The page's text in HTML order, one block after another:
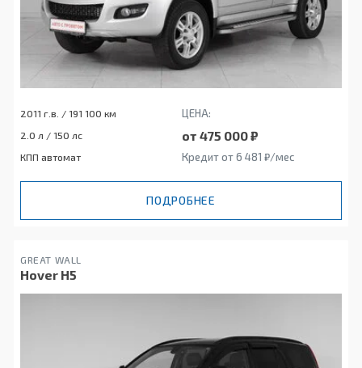
2011 г.в. / 191 100 км ЦЕНА:
2.0 л / 150 лс от 475 000 ₽
КПП автомат Кредит от 6 481 ₽/мес
ПОДРОБНЕЕ
GREAT WALL
Hover H5